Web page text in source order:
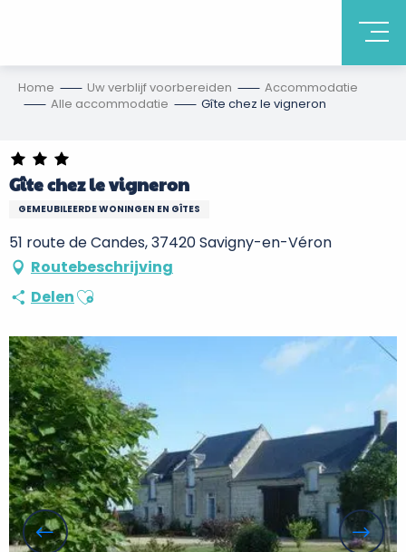
Home Uw verblijf voorbereiden
Accommodatie
Alle accommodatie
Gîte chez le vigneron
Gîte chez le vigneron
GEMEUBILEERDE WONINGEN EN GÎTES
51 route de Candes, 37420 Savigny-en-Véron
Routebeschrijving
DelenAjouter aux favoris